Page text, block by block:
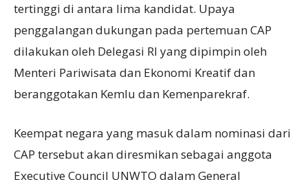
tertinggi di antara lima kandidat. Upaya
penggalangan dukungan pada pertemuan CAP
dilakukan oleh Delegasi RI yang dipimpin oleh
Menteri Pariwisata dan Ekonomi Kreatif dan
beranggotakan Kemlu dan Kemenparekraf.
Keempat negara yang masuk dalam nominasi dari
CAP tersebut akan diresmikan sebagai anggota
Executive Council UNWTO dalam General